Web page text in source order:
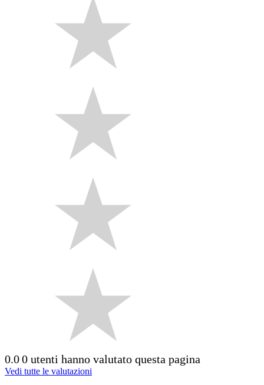
0.00 utenti hanno valutato questa pagina
Vedi tutte le valutazioni